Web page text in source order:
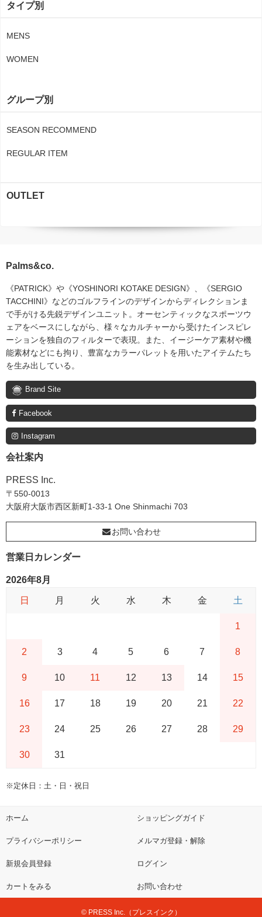
タイプ別
MENS
WOMEN
グループ別
SEASON RECOMMEND
REGULAR ITEM
OUTLET
Palms&co.
《PATRICK》や《YOSHINORI KOTAKE DESIGN》、《SERGIO
TACCHINI》などのゴルフラインのデザインからディレクションま
で手がける先鋭デザインユニット。オーセンティックなスポーツウ
ェアをベースにしながら、様々なカルチャーから受けたインスピレ
ーションを独自のフィルターで表現。また、イージーケア素材や機
能素材などにも拘り、豊富なカラーパレットを用いたアイテムたち
を生み出している。
Brand Site
Facebook
Instagram
会社案内
PRESS Inc.
〒550-0013
大阪府大阪市西区新町1-33-1 One Shinmachi 703
お問い合わせ
営業日カレンダー
2026年8月
日 月 火 水 木 金 土
1
2 3 4 5 6 7 8
9 10 11 12 13 14 15
16 17 18 19 20 21 22
23 24 25 26 27 28 29
30 31
※定休日：土・日・祝日
ホーム ショッピングガイド
プライバシーポリシー メルマガ登録・解除
新規会員登録 ログイン
カートをみる お問い合わせ
© PRESS Inc.（プレスインク）